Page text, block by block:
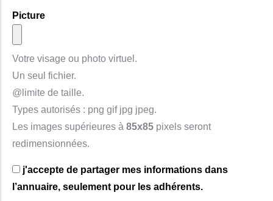
Picture
Votre visage ou photo virtuel.
Un seul fichier.
@limite de taille.
Types autorisés : png gif jpg jpeg.
Les images supérieures à 85x85 pixels seront
redimensionnées.
j'accepte de partager mes informations dans
l’annuaire, seulement pour les adhérents.